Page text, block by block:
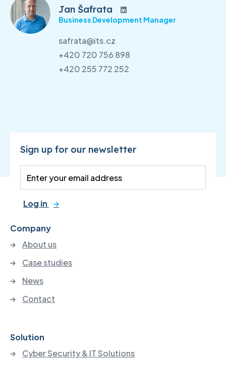
Jan Šafrata
Business Development Manager
safrata@its.cz
+420 720 756 898
+420 255 772 252
Sign up for our newsletter
Log in
Company
About us
Case studies
News
Contact
Solution
Cyber Security & IT Solutions